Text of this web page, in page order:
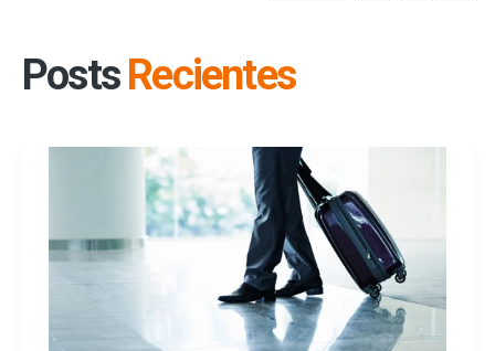
PostsRecientes